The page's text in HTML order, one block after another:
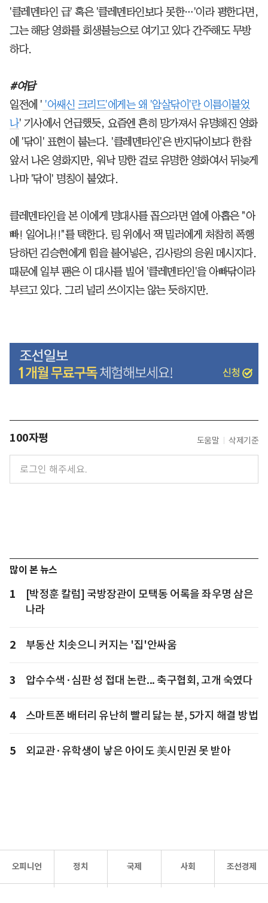
'클레멘타인 급' 혹은 '클레멘타인보다 못한…'이라 평한다면,
그는 해당 영화를 회생불능으로 여기고 있다 간주해도 무방
하다.
#여담
일전에 ' '어쌔신 크리드'에게는 왜 '암살닦이'란 이름이붙었
나' 기사에서 언급했듯, 요즘엔 흔히 망가져서 유명해진 영화
에 '닦이' 표현이 붙는다. '클레멘타인'은 반지닦이보다 한참
앞서 나온 영화지만, 워낙 망한 걸로 유명한 영화여서 뒤늦게
나마 '닦이' 명칭이 붙었다.
클레멘타인을 본 이에게 명대사를 꼽으라면 열에 아홉은 "아
빠! 일어나!!"를 택한다. 링 위에서 잭 밀러에게 처참히 폭행
당하던 김승현에게 힘을 불어넣은, 김사랑의 응원 메시지다.
때문에 일부 팬은 이 대사를 빌어 '클레멘타인'을 아빠닦이라
부르고 있다. 그리 널리 쓰이지는 않는 듯하지만.
100자평 도움말 삭제기준
많이 본 뉴스
1
[박정훈 칼럼] 국방장관이 모택동 어록을 좌우명 삼은
나라
2 부동산 치솟으니 커지는 '집'안싸움
3 압수수색·심판 성 접대 논란... 축구협회, 고개 숙였다
4 스마트폰 배터리 유난히 빨리 닳는 분, 5가지 해결 방법
5 외교관·유학생이 낳은 아이도 美시민권 못 받아
오피니언 정치 국제 사회 조선경제